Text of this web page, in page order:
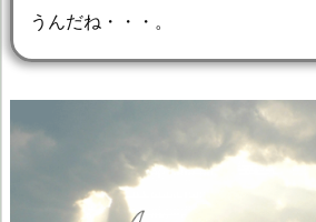
うんだね・・・。